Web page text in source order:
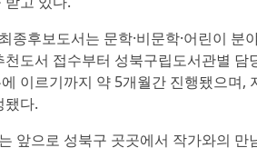
종후보도서는 문학·비문학·어린이
도서 접수부터 성북구립도서관별 담
이르기까지 약 5개월간 진행됐으며,
됐다.
앞으로 성북구 곳곳에서 작가와의